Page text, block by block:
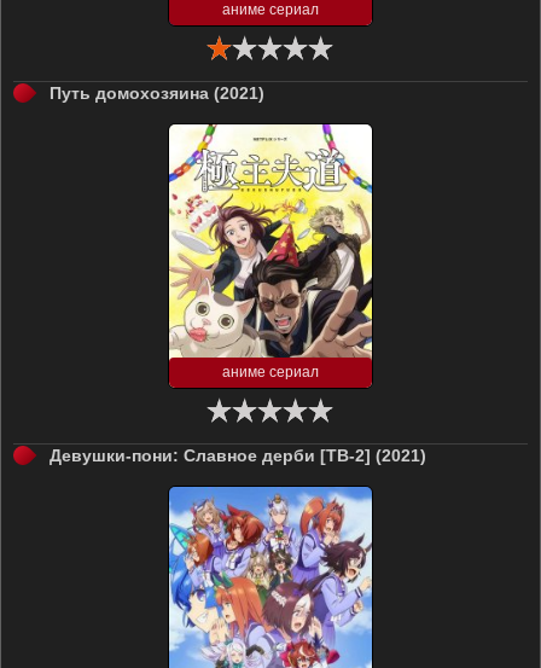
аниме сериал
Путь домохозяина (2021)
аниме сериал
Девушки-пони: Славное дерби [ТВ-2] (2021)